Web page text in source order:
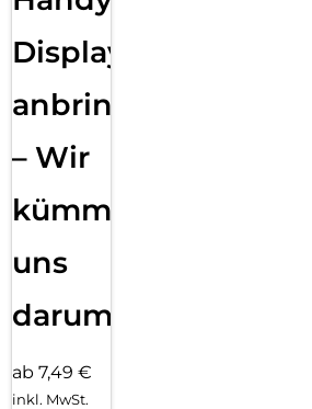
Displayfolie
anbringen
– Wir
kümmern
uns
darum!
ab 7,49 €
inkl. MwSt.